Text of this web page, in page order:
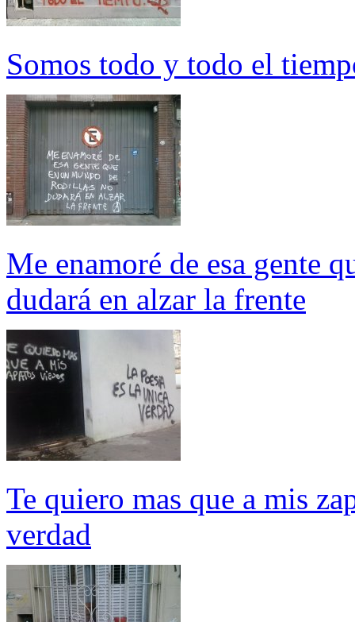
Somos todo y todo el
Me enamoré de esa gente
dudará en alzar la frente
Te quiero mas que a mis
verdad